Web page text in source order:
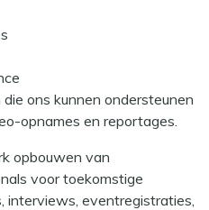
ons kunnen ondersteunen
opnames en reportages.
opbouwen van
voor toekomstige
interviews, eventregistraties,